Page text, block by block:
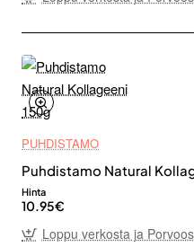
PUHDISTAMO
Puhdistamo Natural
Hinta
10.95€
Loppu verkosta ja